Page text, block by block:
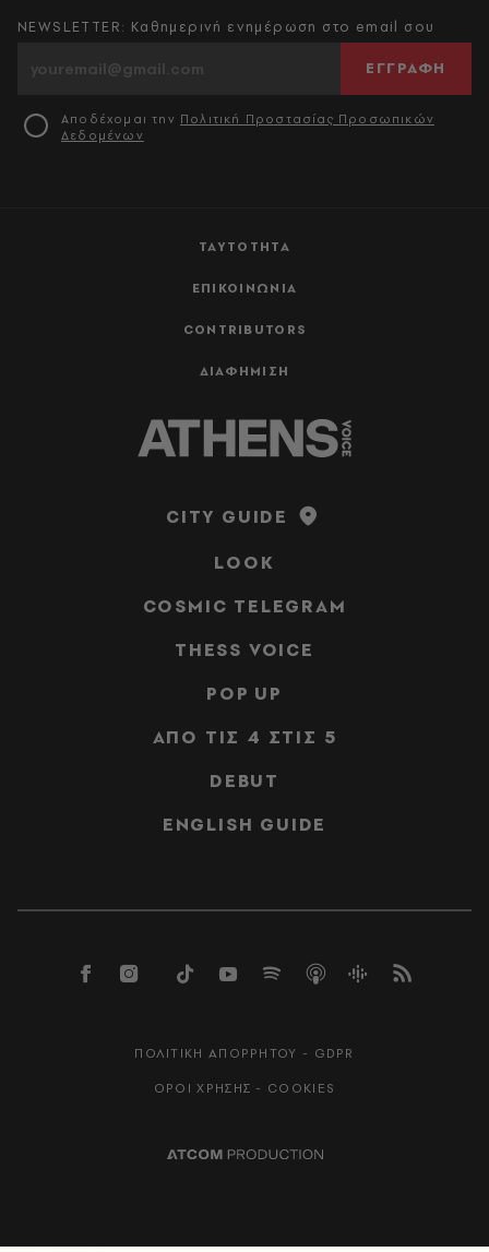
ΤΑΥΤΟΤΗΤΑ
ΕΠΙΚΟΙΝΩΝΙΑ
CONTRIBUTORS
ΔΙΑΦΗΜΙΣΗ
NEWSLETTER: Καθημερινή ενημέρωση στο email σου
ΕΓΓΡΑΦΗ
Αποδέχομαι την Πολιτική Προστασίας Προσωπικών
Δεδομένων
CITY GUIDE
LOOK
COSMIC TELEGRAM
THESS VOICE
POP UP
ΑΠΟ ΤΙΣ 4 ΣΤΙΣ 5
DEBUT
ENGLISH GUIDE
ΠΟΛΙΤΙΚΗ ΑΠΟΡΡΗΤΟΥ - GDPR
ΟΡΟΙ ΧΡΗΣΗΣ - COOKIES